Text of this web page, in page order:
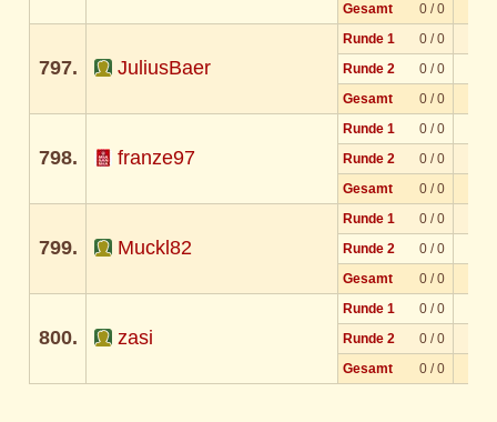
Gesamt
0 / 0
797. JuliusBaer
Runde 1
0 / 0
Runde 2
0 / 0
Gesamt
0 / 0
798. franze97
Runde 1
0 / 0
Runde 2
0 / 0
Gesamt
0 / 0
799. Muckl82
Runde 1
0 / 0
Runde 2
0 / 0
Gesamt
0 / 0
800. zasi
Runde 1
0 / 0
Runde 2
0 / 0
Gesamt
0 / 0